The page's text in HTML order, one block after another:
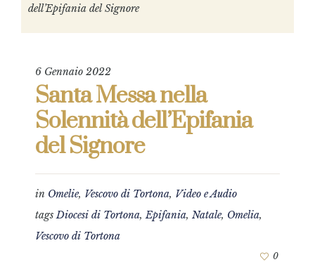
dell’Epifania del Signore
6 Gennaio 2022
Santa Messa nella
Solennità dell’Epifania
del Signore
in Omelie, Vescovo di Tortona, Video e Audio
tagsDiocesi di Tortona,Epifania, Natale, Omelia,
Vescovo di Tortona
0